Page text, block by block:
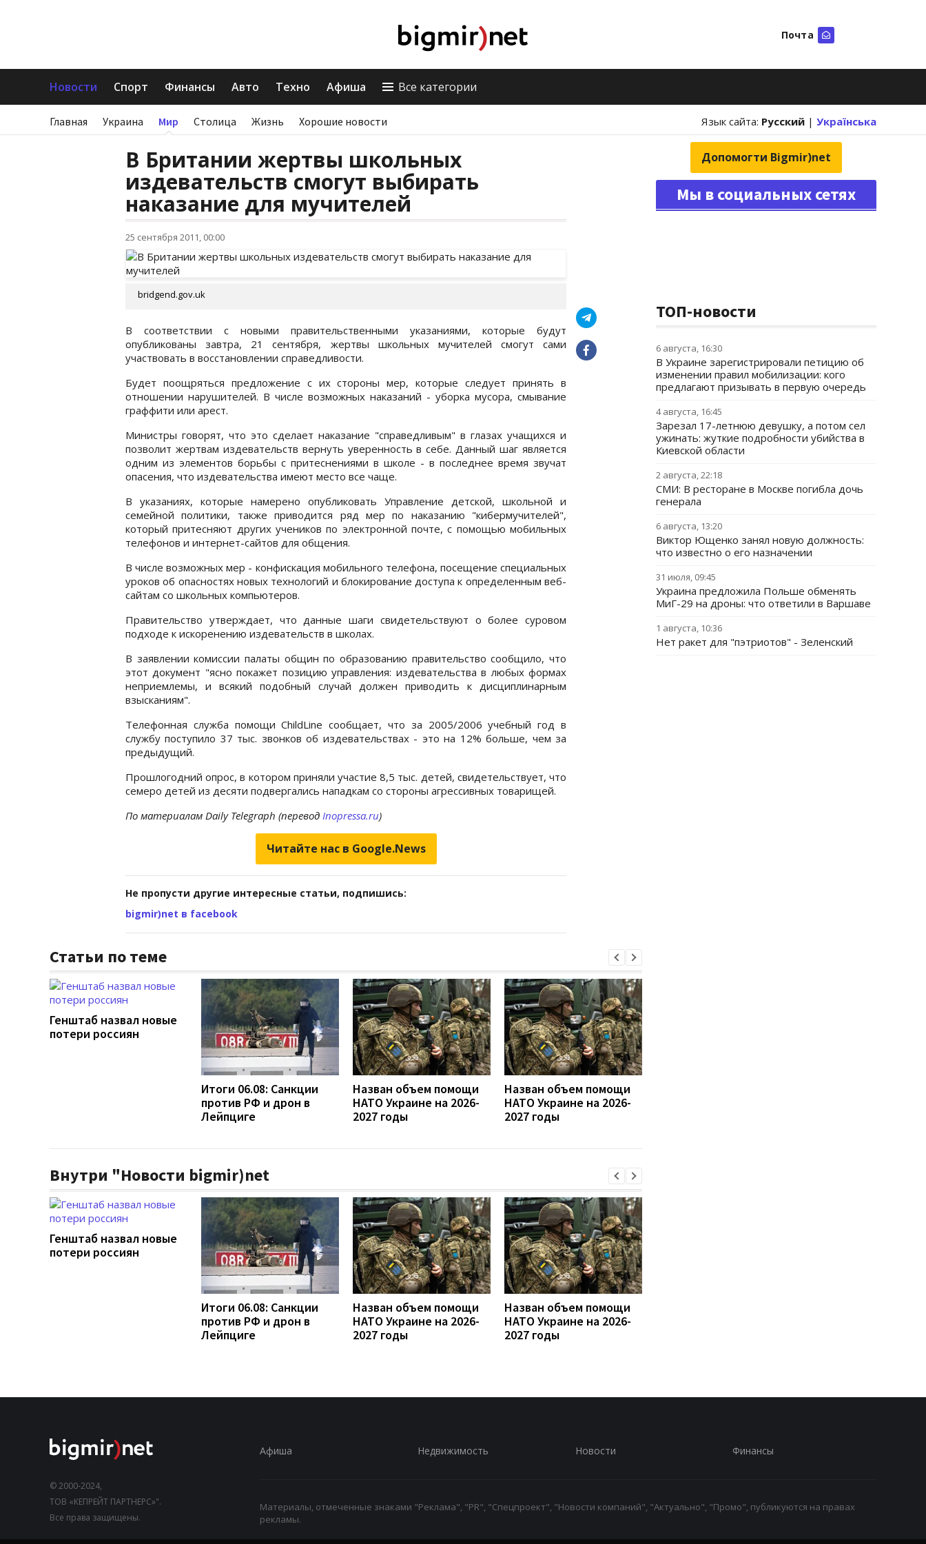
Почта
Новости Спорт Финансы Авто Техно Афиша Все категории
Главная Украина Мир Столица Жизнь Хорошие новости Язык сайта: Русский | Українська
В Британии жертвы школьных
издевательств смогут выбирать
наказание для мучителей
25 сентября 2011, 00:00
bridgend.gov.uk
В соответствии с новыми правительственными указаниями, которые будут
опубликованы завтра, 21 сентября, жертвы школьных мучителей смогут сами
участвовать в восстановлении справедливости.
Будет поощряться предложение с их стороны мер, которые следует принять в
отношении нарушителей. В числе возможных наказаний - уборка мусора, смывание
граффити или арест.
Министры говорят, что это сделает наказание "справедливым" в глазах учащихся и
позволит жертвам издевательств вернуть уверенность в себе. Данный шаг является
одним из элементов борьбы с притеснениями в школе - в последнее время звучат
опасения, что издевательства имеют место все чаще.
В указаниях, которые намерено опубликовать Управление детской, школьной и
семейной политики, также приводится ряд мер по наказанию "кибермучителей",
который притесняют других учеников по электронной почте, с помощью мобильных
телефонов и интернет-сайтов для общения.
В числе возможных мер - конфискация мобильного телефона, посещение специальных
уроков об опасностях новых технологий и блокирование доступа к определенным веб-
сайтам со школьных компьютеров.
Правительство утверждает, что данные шаги свидетельствуют о более суровом
подходе к искоренению издевательств в школах.
В заявлении комиссии палаты общин по образованию правительство сообщило, что
этот документ "ясно покажет позицию управления: издевательства в любых формах
неприемлемы, и всякий подобный случай должен приводить к дисциплинарным
взысканиям".
Телефонная служба помощи ChildLine сообщает, что за 2005/2006 учебный год в
службу поступило 37 тыс. звонков об издевательствах - это на 12% больше, чем за
предыдущий.
Прошлогодний опрос, в котором приняли участие 8,5 тыс. детей, свидетельствует, что
семеро детей из десяти подвергались нападкам со стороны агрессивных товарищей.
По материалам Daily Telegraph (перевод Inopressa.ru)
Читайте нас в Google.News
Не пропусти другие интересные статьи, подпишись:
bigmir)net в facebook
Статьи по теме
Генштаб назвал новые
потери россиян
Итоги 06.08: Санкции
против РФ и дрон в
Лейпциге
Назван объем помощи
НАТО Украине на 2026-
2027 годы
Назван объем помощи
НАТО Украине на 2026-
2027 годы
Внутри "Новости bigmir)net
Генштаб назвал новые
потери россиян
Итоги 06.08: Санкции
против РФ и дрон в
Лейпциге
Назван объем помощи
НАТО Украине на 2026-
2027 годы
Назван объем помощи
НАТО Украине на 2026-
2027 годы
Допомогти Bigmir)net
Мы в социальных сетях
ТОП-новости
6 августа, 16:30
В Украине зарегистрировали петицию об
изменении правил мобилизации: кого
предлагают призывать в первую очередь
4 августа, 16:45
Зарезал 17-летнюю девушку, а потом сел
ужинать: жуткие подробности убийства в
Киевской области
2 августа, 22:18
СМИ: В ресторане в Москве погибла дочь
генерала
6 августа, 13:20
Виктор Ющенко занял новую должность:
что известно о его назначении
31 июля, 09:45
Украина предложила Польше обменять
МиГ-29 на дроны: что ответили в Варшаве
1 августа, 10:36
Нет ракет для "пэтриотов" - Зеленский
© 2000-2024,
ТОВ «КЕПРЕЙТ ПАРТНЕРС»".
Все права защищены.
Афиша Недвижимость Новости Финансы
Материалы, отмеченные знаками "Реклама", "PR", "Спецпроект", "Новости компаний", "Актуально", "Промо", публикуются на правах
рекламы.